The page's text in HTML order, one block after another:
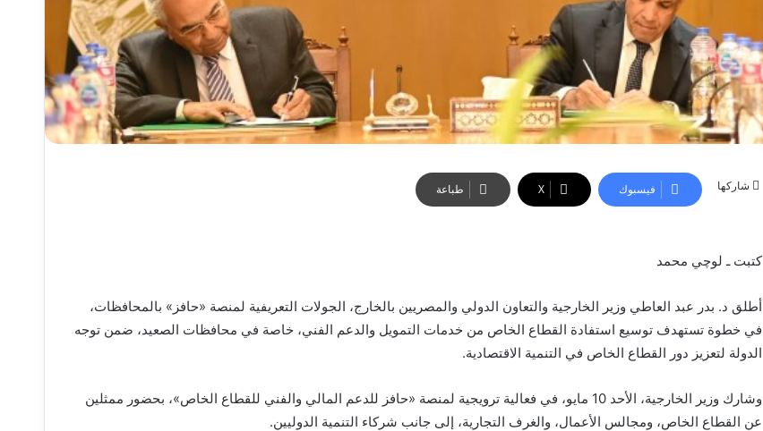
شاركها فيسبوك ‫X طباعة
كتبت ـ لوچي محمد
أطلق د. بدر عبد العاطي وزير الخارجية والتعاون الدولي والمصريين بالخارج، الجولات التعريفية لمنصة «حافز» بالمحافظات،
في خطوة تستهدف توسيع استفادة القطاع الخاص من خدمات التمويل والدعم الفني، خاصة في محافظات الصعيد، ضمن توجه
الدولة لتعزيز دور القطاع الخاص في التنمية الاقتصادية.
وشارك وزير الخارجية، الأحد 10 مايو، في فعالية ترويجية لمنصة «حافز للدعم المالي والفني للقطاع الخاص»، بحضور ممثلين
عن القطاع الخاص، ومجالس الأعمال، والغرف التجارية، إلى جانب شركاء التنمية الدوليين.